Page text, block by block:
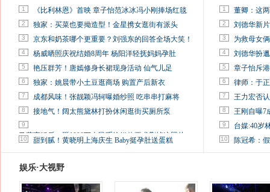
1 《比利林恩》首映 章子怡范冰冰冯小刚捧场红毯
2 独家：买菜也要拗造型！金星携女逛街有派头
3 京东和奶茶哪个更重要？刘强东的回答全场大笑！
4 杨威晒照庆祝结婚8周年 杨阳洋轻抚妈妈孕肚
5 艳压群芳！唐嫣修身长裙现身活动 仙气儿足
6 独家：姚晨带小土豆逛商场 购置产后新衣
7 成都风味！张靓颖冯轲曝婚纱照 吃串串打麻将
8 接地气！阔太熊黛林打扮休闲逛街买厕所泵
9
马蓉离婚后，砸1000万人民币给媒体要求删掉这照片
10 甜到腻！黄晓明上海庆生 Baby挺孕肚送蛋糕
1 董卿：这
2 刘德华新
3 为救母女
4 刘德华扮
5 章子怡斥
6 律师：于
7 王力宏否
8 王刚自曝7
9 台媒:40岁
10 陈冠希：
娱乐·大视野